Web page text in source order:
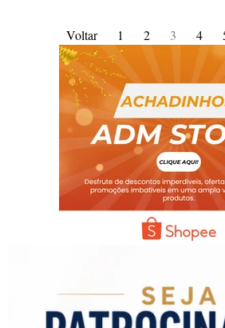
Voltar 1 2 3 4